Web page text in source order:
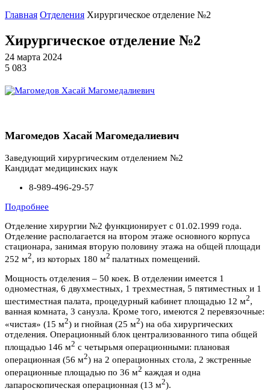
Главная Отделения Хирургическое отделение №2
Хирургическое отделение №2
24 марта 2024
5 083
Магомедов Хасай Магомедалиевич
Заведующий хирургическим отделением №2
Кандидат медицинских наук
8-989-496-29-57
Подробнее
Отделение хирургии №2 функционирует с 01.02.1999 года.
Отделение располагается на втором этаже основного корпуса
стационара, занимая вторую половину этажа на общей площади
252 м2, из которых 180 м2 палатных помещений.
Мощность отделения – 50 коек. В отделении имеется 1
одноместная, 6 двухместных, 1 трехместная, 5 пятиместных и 1
шестиместная палата, процедурный кабинет площадью 12 м2,
ванная комната, 3 санузла. Кроме того, имеются 2 перевязочные:
«чистая» (15 м2) и гнойная (25 м2) на оба хирургических
отделения. Операционный блок централизованного типа общей
площадью 146 м2 с четырьмя операционными: плановая
операционная (56 м2) на 2 операционных стола, 2 экстренные
операционные площадью по 36 м2 каждая и одна
лапароскопическая операционная (13 м2).